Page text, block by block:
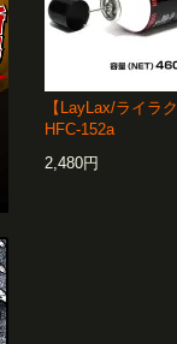
【LayLax/ライラ
HFC-152a
2,480円